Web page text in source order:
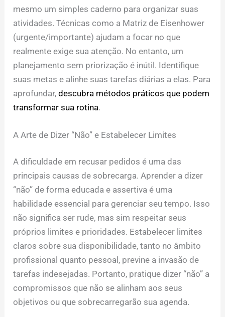
mesmo um simples caderno para organizar suas
atividades. Técnicas como a Matriz de Eisenhower
(urgente/importante) ajudam a focar no que
realmente exige sua atenção. No entanto, um
planejamento sem priorização é inútil. Identifique
suas metas e alinhe suas tarefas diárias a elas. Para
aprofundar,descubra métodos práticos que podem
transformar sua rotina.
A Arte de Dizer “Não” e Estabelecer Limites
A dificuldade em recusar pedidos é uma das
principais causas de sobrecarga. Aprender a dizer
“não” de forma educada e assertiva é uma
habilidade essencial para gerenciar seu tempo. Isso
não significa ser rude, mas sim respeitar seus
próprios limites e prioridades. Estabelecer limites
claros sobre sua disponibilidade, tanto no âmbito
profissional quanto pessoal, previne a invasão de
tarefas indesejadas. Portanto, pratique dizer “não” a
compromissos que não se alinham aos seus
objetivos ou que sobrecarregarão sua agenda.